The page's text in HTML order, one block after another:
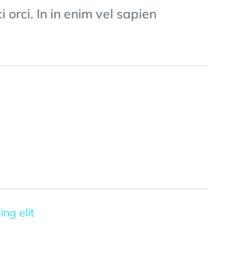
orci. In in enim vel sapien
elit